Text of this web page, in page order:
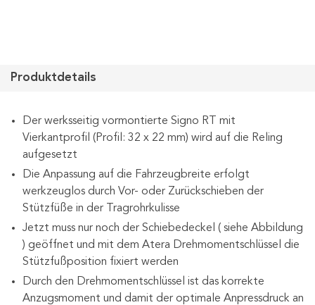
Produktdetails
Der werksseitig vormontierte Signo RT mit
Vierkantprofil (Profil: 32 x 22 mm) wird auf die Reling
aufgesetzt
Die Anpassung auf die Fahrzeugbreite erfolgt
werkzeuglos durch Vor- oder Zurückschieben der
Stützfüße in der Tragrohrkulisse
Jetzt muss nur noch der Schiebedeckel ( siehe Abbildung
) geöffnet und mit dem Atera Drehmomentschlüssel die
Stützfußposition fixiert werden
Durch den Drehmomentschlüssel ist das korrekte
Anzugsmoment und damit der optimale Anpressdruck an